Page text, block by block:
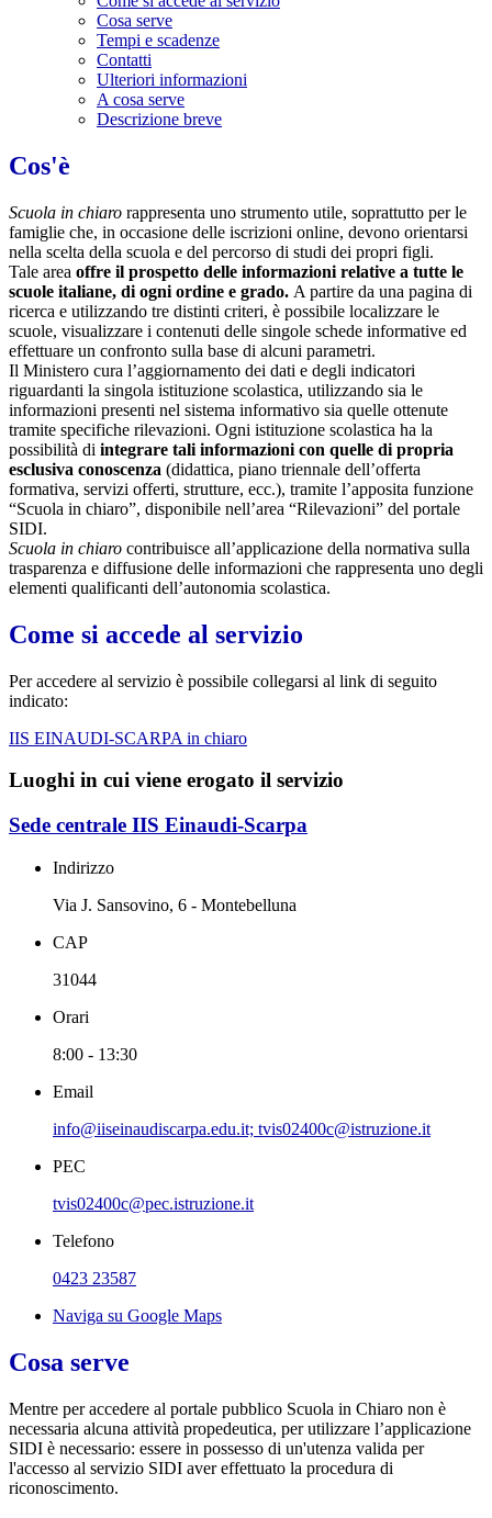
Cosa serve
Tempi e scadenze
Contatti
Ulteriori informazioni
A cosa serve
Descrizione breve
Cos'è
Scuola in chiaro rappresenta uno strumento utile, soprattutto per le
famiglie che, in occasione delle iscrizioni online, devono orientarsi
nella scelta della scuola e del percorso di studi dei propri figli.
Tale area offre il prospetto delle informazioni relative a tutte le
scuole italiane, di ogni ordine e grado. A partire da una pagina di
ricerca e utilizzando tre distinti criteri, è possibile localizzare le
scuole, visualizzare i contenuti delle singole schede informative ed
effettuare un confronto sulla base di alcuni parametri.
Il Ministero cura l’aggiornamento dei dati e degli indicatori
riguardanti la singola istituzione scolastica, utilizzando sia le
informazioni presenti nel sistema informativo sia quelle ottenute
tramite specifiche rilevazioni. Ogni istituzione scolastica ha la
possibilità di integrare tali informazioni con quelle di propria
esclusiva conoscenza (didattica, piano triennale dell’offerta
formativa, servizi offerti, strutture, ecc.), tramite l’apposita funzione
“Scuola in chiaro”, disponibile nell’area “Rilevazioni” del portale
SIDI.
Scuola in chiaro contribuisce all’applicazione della normativa sulla
trasparenza e diffusione delle informazioni che rappresenta uno degli
elementi qualificanti dell’autonomia scolastica.
Come si accede al servizio
Per accedere al servizio è possibile collegarsi al link di seguito
indicato:
IIS EINAUDI-SCARPA in chiaro
Luoghi in cui viene erogato il servizio
Sede centrale IIS Einaudi-Scarpa
Indirizzo
Via J. Sansovino, 6 - Montebelluna
CAP
31044
Orari
8:00 - 13:30
Email
info@iiseinaudiscarpa.edu.it; tvis02400c@istruzione.it
PEC
tvis02400c@pec.istruzione.it
Telefono
0423 23587
Naviga su Google Maps
Cosa serve
Mentre per accedere al portale pubblico Scuola in Chiaro non è
necessaria alcuna attività propedeutica, per utilizzare l’applicazione
SIDI è necessario: essere in possesso di un'utenza valida per
l'accesso al servizio SIDI aver effettuato la procedura di
riconoscimento.